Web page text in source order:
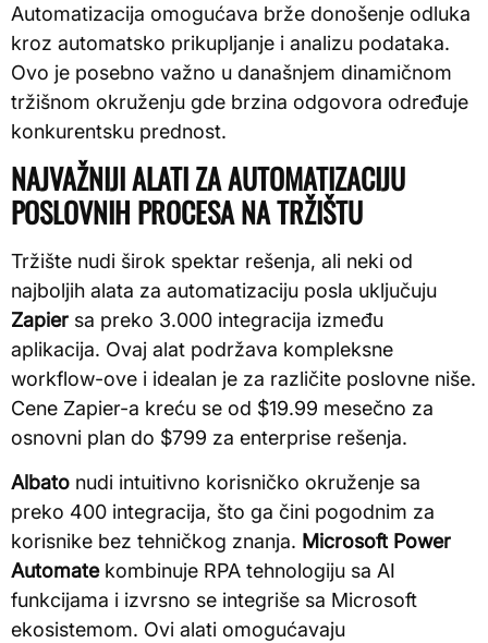
Automatizacija omogućava brže donošenje odluka
kroz automatsko prikupljanje i analizu podataka.
Ovo je posebno važno u današnjem dinamičnom
tržišnom okruženju gde brzina odgovora određuje
konkurentsku prednost.
NAJVAŽNIJI ALATI ZA AUTOMATIZACIJU
POSLOVNIH PROCESA NA TRŽIŠTU
Tržište nudi širok spektar rešenja, ali neki od
najboljih alata za automatizaciju posla uključuju
Zapier sa preko 3.000 integracija između
aplikacija. Ovaj alat podržava kompleksne
workflow-ove i idealan je za različite poslovne niše.
Cene Zapier-a kreću se od $19.99 mesečno za
osnovni plan do $799 za enterprise rešenja.
Albato nudi intuitivno korisničko okruženje sa
preko 400 integracija, što ga čini pogodnim za
korisnike bez tehničkog znanja. Microsoft Power
Automatekombinuje RPA tehnologiju sa AI
funkcijama i izvrsno se integriše sa Microsoft
ekosistemom. Ovi alati omogućavaju